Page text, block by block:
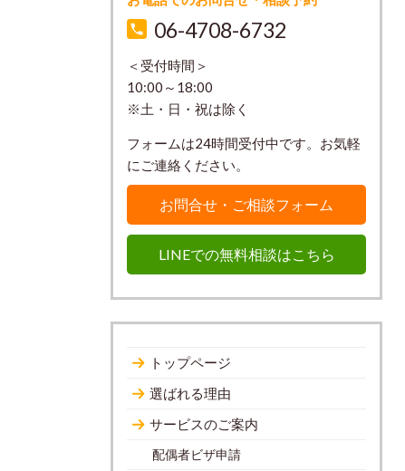
06-4708-6732
＜受付時間＞
10:00～18:00
※土・日・祝は除く
フォームは24時間受付中です。お気軽
にご連絡ください。
お問合せ・ご相談フォーム
LINEでの無料相談はこちら
トップページ
選ばれる理由
サービスのご案内
配偶者ビザ申請